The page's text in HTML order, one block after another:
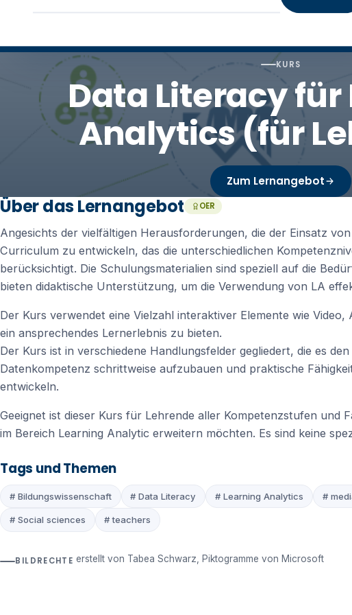
KURS
Data Literacy für
Analytics (für
Zum Lernangebot
Über das Lernangebot OER
Angesichts der vielfältigen Herausforderungen, die der Einsatz
Curriculum zu entwickeln, das die unterschiedlichen
berücksichtigt. Die Schulungsmaterialien sind speziell auf die
bieten didaktische Unterstützung, um die Verwendung von LA
Der Kurs verwendet eine Vielzahl interaktiver Elemente wie
ein ansprechendes Lernerlebnis zu bieten.
Der Kurs ist in verschiedene Handlungsfelder gegliedert, die es
Datenkompetenz schrittweise aufzubauen und praktische
entwickeln.
Geeignet ist dieser Kurs für Lehrende aller Kompetenzstufen und
im Bereich Learning Analytic erweitern möchten. Es sind keine
Tags und Themen
# Bildungswissenschaft # Data Literacy # Learning Analytics #
# Social sciences # teachers
BILDRECHTE erstellt von Tabea Schwarz, Piktogramme von Microsoft